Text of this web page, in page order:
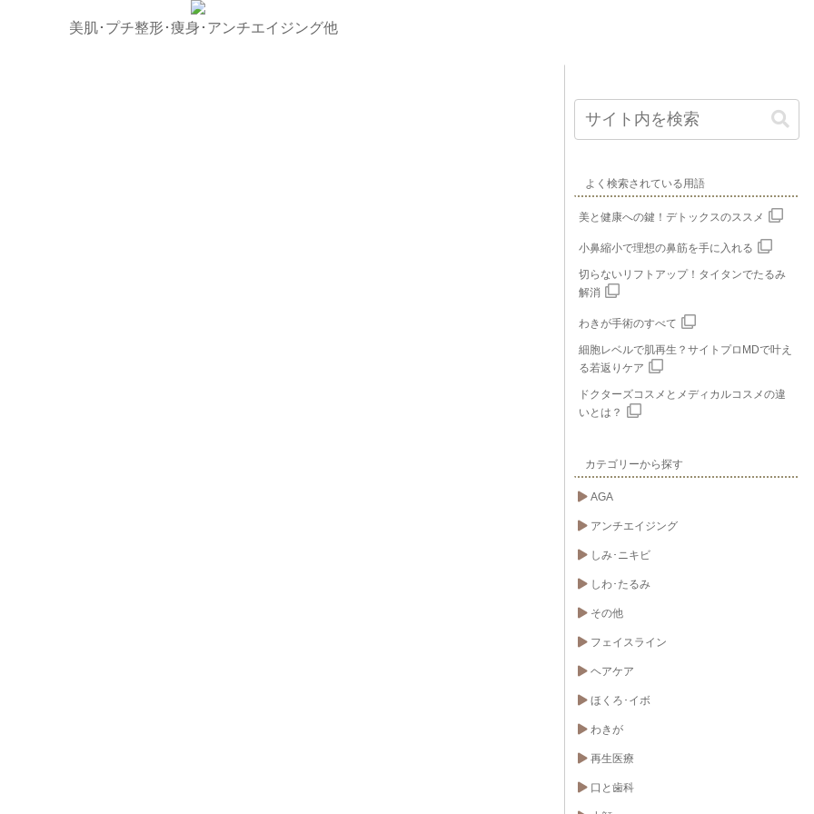
美肌･プチ整形･痩身･アンチエイジング他
よく検索されている用語
美と健康への鍵！デトックスのススメ
小鼻縮小で理想の鼻筋を手に入れる
切らないリフトアップ！タイタンでたるみ
解消
わきが手術のすべて
細胞レベルで肌再生？サイトプロMDで叶え
る若返りケア
ドクターズコスメとメディカルコスメの違
いとは？
カテゴリーから探す
AGA
アンチエイジング
しみ･ニキビ
しわ･たるみ
その他
フェイスライン
ヘアケア
ほくろ･イボ
わきが
再生医療
口と歯科